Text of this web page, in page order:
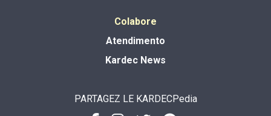
Colabore
Atendimento
Kardec News
PARTAGEZ LE KARDECPedia